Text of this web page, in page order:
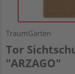
TraumGarten
Tor
"ARZAGO"